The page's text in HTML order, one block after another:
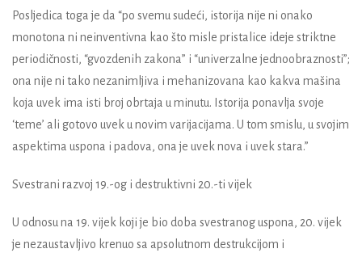
Posljedica toga je da “po svemu sudeći, istorija nije ni onako
monotona ni neinventivna kao što misle pristalice ideje striktne
periodičnosti, “gvozdenih zakona” i “univerzalne jednoobraznosti”;
ona nije ni tako nezanimljiva i mehanizovana kao kakva mašina
koja uvek ima isti broj obrtaja u minutu. Istorija ponavlja svoje
‘teme’ ali gotovo uvek u novim varijacijama. U tom smislu, u svojim
aspektima uspona i padova, ona je uvek nova i uvek stara.”
Svestrani razvoj 19.-og i destruktivni 20.-ti vijek
U odnosu na 19. vijek koji je bio doba svestranog uspona, 20. vijek
je nezaustavljivo krenuo sa apsolutnom destrukcijom i